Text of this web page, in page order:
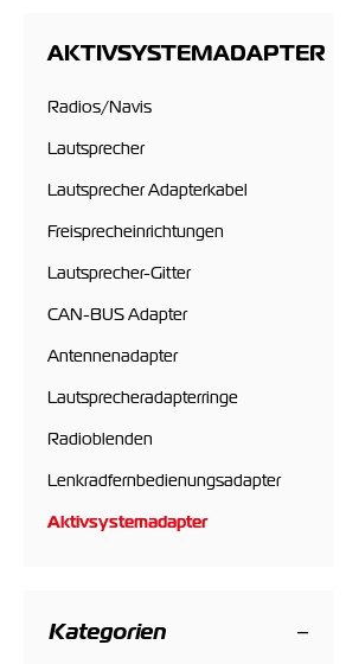
AKTIVSYSTEMADAPTER
Lautsprecher-Gitter
CAN-BUS Adapter
Antennenadapter
Lautsprecheradapterringe
Radioblenden
Lenkradfernbedienungsadapter
Aktivsystemadapter
Radios/Navis
Lautsprecher
Lautsprecher Adapterkabel
Freisprecheinrichtungen
Kategorien